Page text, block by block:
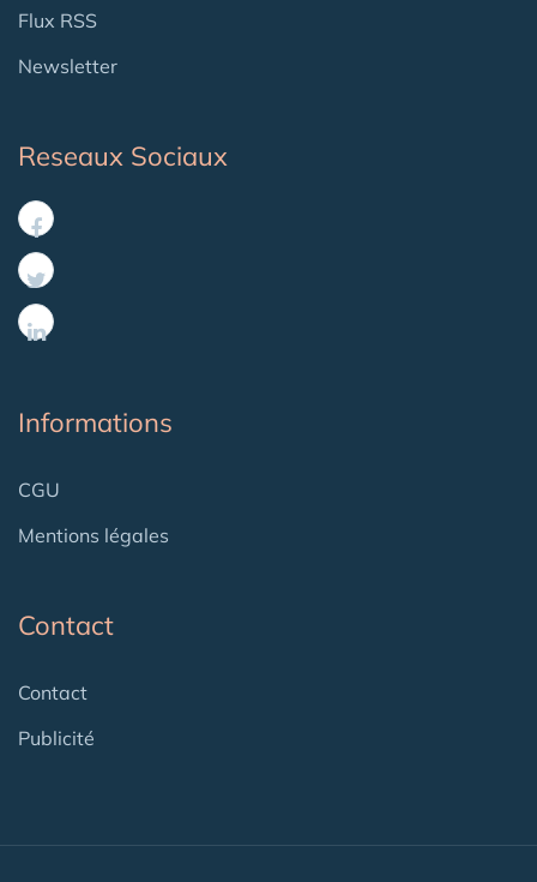
Flux RSS
Newsletter
Reseaux Sociaux
Informations
CGU
Mentions légales
Contact
Contact
Publicité